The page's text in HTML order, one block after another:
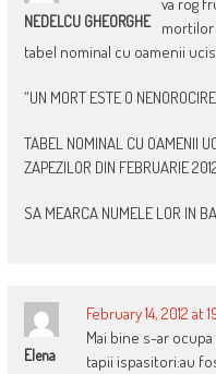
NEDELCU GHEORGHE
mortilor
tabel nominal cu oamenii
“UN MORT ESTE O
TABEL NOMINAL CU OAMENII
ZAPEZILOR DIN FEBRUARIE
SA MEARCA NUMELE LOR IN
Elena
February 14, 2012 at
Mai bine s-ar
tapii ispasitori:au